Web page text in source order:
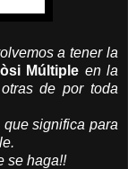
a tener la
Múltiple en la
de por toda
significa para
se haga!!